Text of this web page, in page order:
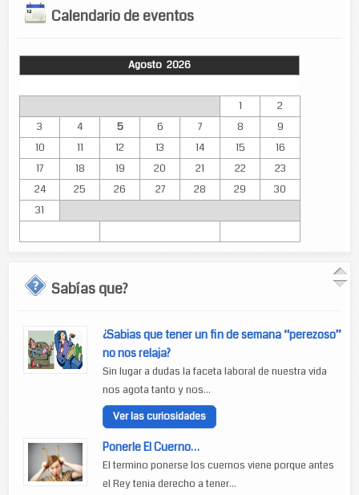
Calendario de eventos
Agosto 2026
1
2
3
4 5 6 7 8
9
10
11 12 13 14 15
16
17
18 19 20 21 22
23
24
25 26 27 28 29
30
31
Sabías que?
¿Sabias que tener un fin de semana “perezoso”
no nos relaja?
Sin lugar a dudas la faceta laboral de nuestra vida
nos agota tanto y nos...
Ver las curiosidades
Ponerle El Cuerno…
El termino ponerse los cuernos viene porque antes
el Rey tenia derecho a tener...